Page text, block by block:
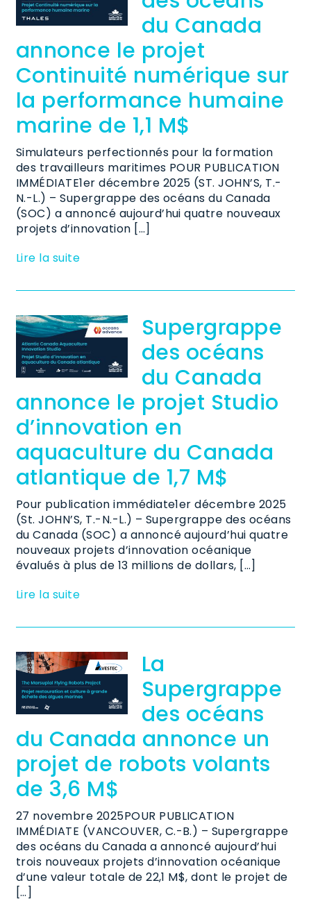
du Canada
annonce le projet
Continuité numérique sur
la performance humaine
marine de 1,1 M$
Simulateurs perfectionnés pour la formation
des travailleurs maritimes POUR PUBLICATION
IMMÉDIATE1er décembre 2025 (ST. JOHN’S, T.-
N.-L.) – Supergrappe des océans du Canada
(SOC) a annoncé aujourd’hui quatre nouveaux
projets d’innovation […]
Lire la suite
Supergrappe
des océans
du Canada
annonce le projet Studio
d’innovation en
aquaculture du Canada
atlantique de 1,7 M$
Pour publication immédiate1er décembre 2025
(St. JOHN’S, T.-N.-L.) – Supergrappe des océans
du Canada (SOC) a annoncé aujourd’hui quatre
nouveaux projets d’innovation océanique
évalués à plus de 13 millions de dollars, […]
Lire la suite
La
Supergrappe
des océans
du Canada annonce un
projet de robots volants
de 3,6 M$
27 novembre 2025POUR PUBLICATION
IMMÉDIATE (VANCOUVER, C.-B.) – Supergrappe
des océans du Canada a annoncé aujourd’hui
trois nouveaux projets d’innovation océanique
d’une valeur totale de 22,1 M$, dont le projet de
[…]